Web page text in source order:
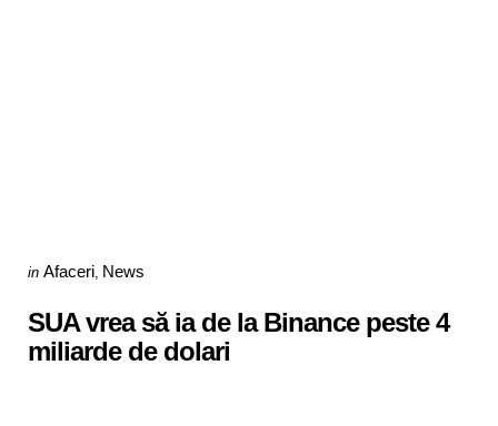
Categories
Posted
in Afaceri News
SUA vrea să ia de la Binance peste 4
miliarde de dolari